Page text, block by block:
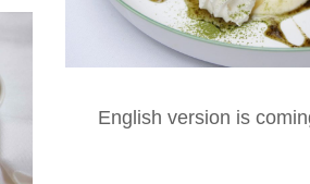
English version is